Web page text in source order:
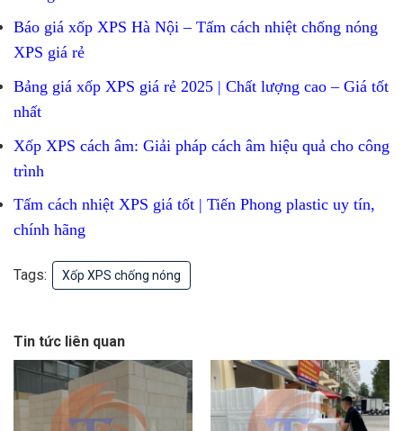
Báo giá xốp XPS Hà Nội – Tấm cách nhiệt chống nóng
XPS giá rẻ
Bảng giá xốp XPS giá rẻ 2025 | Chất lượng cao – Giá tốt
nhất
Xốp XPS cách âm: Giải pháp cách âm hiệu quả cho công
trình
Tấm cách nhiệt XPS giá tốt | Tiến Phong plastic uy tín,
chính hãng
Tags: Xốp XPS chống nóng
Tin tức liên quan